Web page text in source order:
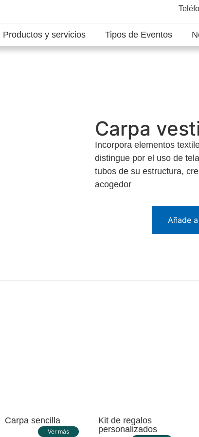
Productos y servicios Tipos de Eventos
Carpa
Incorpora elementos
distingue por el uso de
tubos de su estructura,
acogedor
Añade
Carpa sencilla
Ver más
Kit de regalos
personalizados